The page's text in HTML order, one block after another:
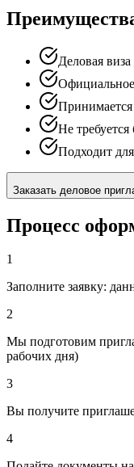
Деловая
Не
Подходит
Заказать деловое
Процесс
1
Заполните заявку:
2
Мы подготовим
рабочих дня)
3
Вы получите
4